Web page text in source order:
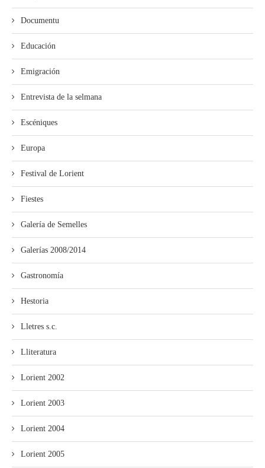
Documentu
Educación
Emigración
Entrevista de la selmana
Escéniques
Europa
Festival de Lorient
Fiestes
Galería de Semelles
Galerías 2008/2014
Gastronomía
Hestoria
Lletres s.c.
Lliteratura
Lorient 2002
Lorient 2003
Lorient 2004
Lorient 2005